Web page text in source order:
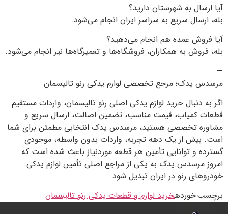
آیا ارسال به شهرستان دارید؟
بله، ارسال سریع به سراسر ایران انجام می‌شود.
آیا فروش عمده هم انجام می‌دهید؟
بله، فروش به همکاران، فروشگاه‌ها و تعمیرگاه‌ها نیز انجام می‌شود.
—
مرسدس یدک؛ مرجع تخصصی لوازم یدکی رنو تالیسمان
اگر به دنبال خرید لوازم یدکی اصلی رنو تالیسمان، واردات مستقیم
قطعات کمیاب، قیمت مناسب، تضمین اصالت، ارسال سریع و
مشاوره تخصصی هستید، مرسدس یدک انتخابی مطمئن برای شما
است. بیش از یک دهه تجربه، واردات بدون واسطه، موجودی
گسترده و توانایی تأمین هر قطعه موردنیاز باعث شده است که
امروز مرسدس یدک به یکی از مراجع اصلی تأمین لوازم یدکی
خودروهای رنو در ایران تبدیل شود.
برچسب خوردهخرید لوازم و قطعات یدکی رنو تالیسمان